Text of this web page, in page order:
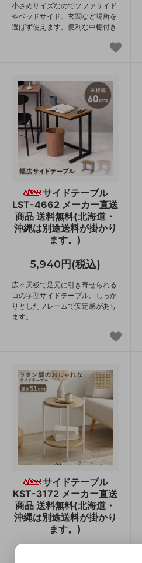
小さめサイズなのでソファサイド
やベッドサイド、玄関など場所を
選ばず使えます。便利な中棚付き
サイドテーブル
LST-4662 メーカー直送
商品 送料無料(北海道・
沖縄は別途送料が掛かり
ます。)
5,940円(税込)
広々天板で足元に引き寄せられる
コの字型サイドテーブル。しっか
りとしたフレームで安定感があり
ます。
サイドテーブル
KST-3172 メーカー直送
商品 送料無料(北海道・
沖縄は別途送料が掛かり
ます。)